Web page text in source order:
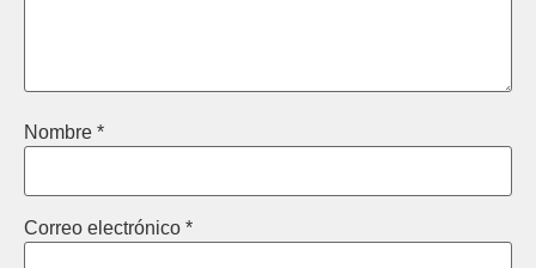
Nombre *
Correo electrónico *